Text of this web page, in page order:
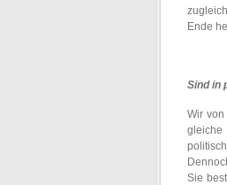
Ende
Sind in
Wir von
gleiche
Sie